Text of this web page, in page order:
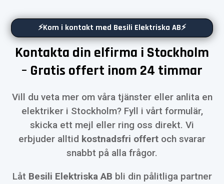
⚡Kom i kontakt med Besili Elektriska AB⚡
Kontakta din elfirma i Stockholm
– Gratis offert inom 24 timmar
Vill du veta mer om våra tjänster eller anlita en
elektriker i Stockholm? Fyll i vårt formulär,
skicka ett mejl eller ring oss direkt. Vi
erbjuder alltid kostnadsfri offert och svarar
snabbt på alla frågor.
Låt Besili Elektriska AB bli din pålitliga partner